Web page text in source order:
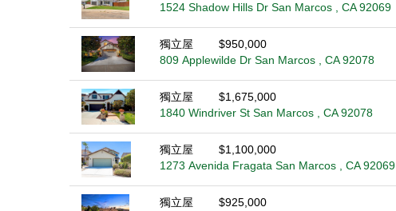
1524 Shadow Hills Dr San Marcos , CA 92069
獨立屋
$950,000
809 Applewilde Dr San Marcos , CA 92078
獨立屋
$1,675,000
1840 Windriver St San Marcos , CA 92078
獨立屋
$1,100,000
1273 Avenida Fragata San Marcos , CA 92069
獨立屋
$925,000